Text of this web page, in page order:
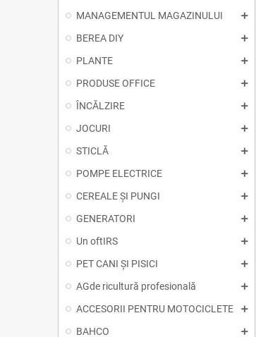
MANAGEMENTUL MAGAZINULUI
BEREA DIY
PLANTE
PRODUSE OFFICE
ÎNCĂLZIRE
JOCURI
STICLĂ
POMPE ELECTRICE
CEREALE ȘI PUNGI
GENERATORI
Un oftIRS
PET CANI ȘI PISICI
AGde ricultură profesională
ACCESORII PENTRU MOTOCICLETE
BAHCO